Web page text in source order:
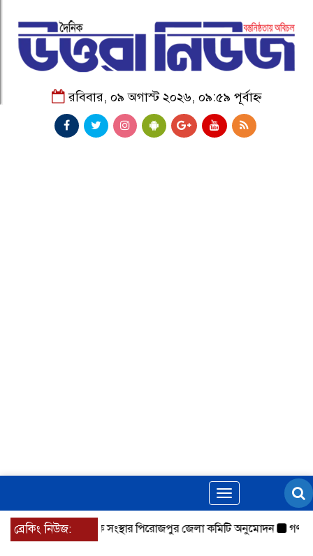
রবিবার, ০৯ অগাস্ট ২০২৬, ০৯:৫৯ পূর্বাহ্ন
Toggle
navigation
ব্রেকিং নিউজ:
জাতীয় সাংবাদিক সংস্থার পিরোজপুর জেলা কমিটি অনুমোদন